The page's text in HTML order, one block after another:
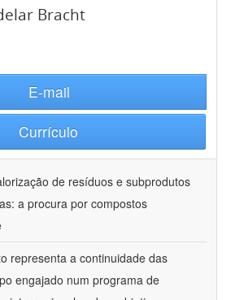
Bracht
E-mail
Currículo
de resíduos e subprodutos
a procura por compostos
representa a continuidade das
engajado num programa de